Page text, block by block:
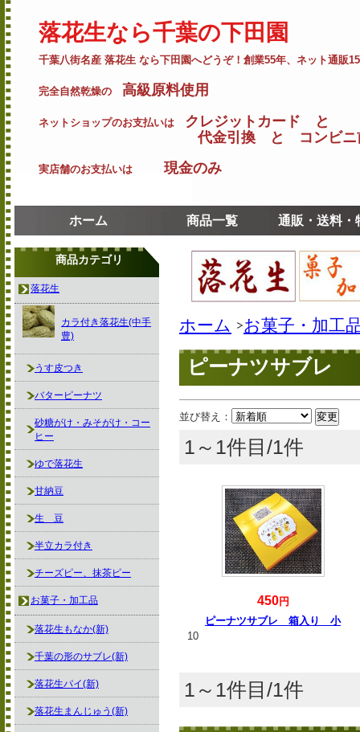
落花生なら千葉の下田園
千葉八街名産 落花生 なら下田園へどうぞ！創業55年、ネット通販
完全自然乾燥の 高級原料使用
ネットショップのお支払いは クレジットカード と
代金引換 と コンビニ前
実店舗のお支払いは 現金のみ
ホーム 商品一覧 通販・送料・
ホーム お菓子・加工
ピーナツサブレ
並び替え：
1～1件目/1件
450円
ピーナツサブレ 箱入り 小
10
1～1件目/1件
商品カテゴリ
落花生
カラ付き落花生(中手
豊)
うす皮つき
バターピーナツ
砂糖がけ・みそがけ・コー
ヒー
ゆで落花生
甘納豆
生 豆
半立カラ付き
チーズピー、抹茶ピー
お菓子・加工品
落花生もなか(新)
千葉の形のサブレ(新)
落花生パイ(新)
落花生まんじゅう(新)